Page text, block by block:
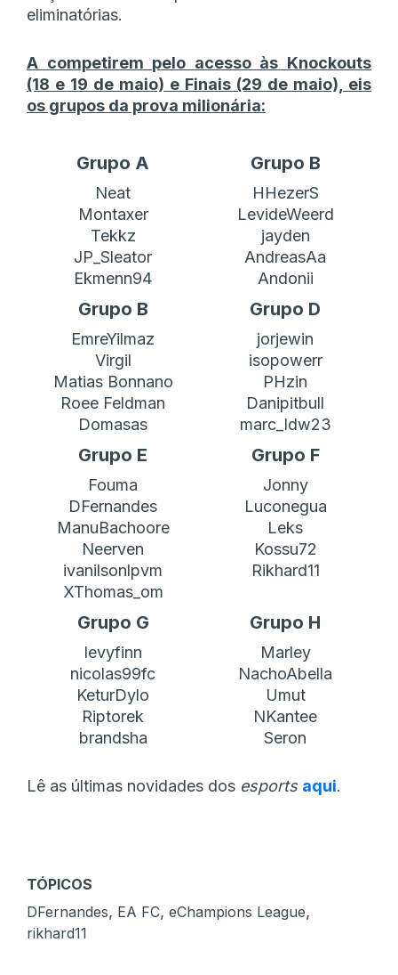
eliminatórias.
A competirem pelo acesso às Knockouts
(18 e 19 de maio) e Finais (29 de maio), eis
os grupos da prova milionária:
Grupo A Grupo B
Neat
HHezerS
Montaxer
LevideWeerd
Tekkz
jayden
JP_Sleator
AndreasAa
Ekmenn94
Andonii
Grupo B Grupo D
EmreYilmaz
jorjewin
Virgil
isopowerr
Matias Bonnano
PHzin
Roee Feldman
Danipitbull
Domasas
marc_ldw23
Grupo E Grupo F
Fouma
Jonny
DFernandes
Luconegua
ManuBachoore
Leks
Neerven
Kossu72
ivanilsonlpvm
Rikhard11
XThomas_om
Grupo G Grupo H
levyfinn
Marley
nicolas99fc
NachoAbella
KeturDylo
Umut
Riptorek
NKantee
brandsha
Seron
Lê as últimas novidades dos esports aqui.
TÓPICOS
DFernandes, EA FC, eChampions League,
rikhard11